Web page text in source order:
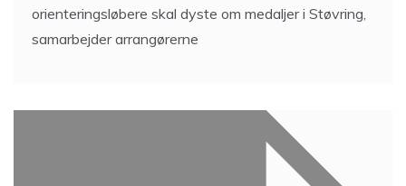
orienteringsløbere skal dyste om medaljer i Støvring,
samarbejder arrangørerne